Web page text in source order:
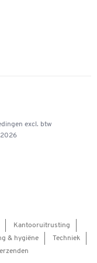
excl. btw
Kantooruitrusting
& hygiëne
Techniek